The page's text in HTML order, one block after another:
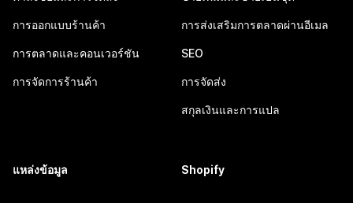
การออกแบบร้านค้า
การตลาดและคอนเวอร์ชัน
การจัดการร้านค้า
การส่งเสริมการตลาดผ่านอีเมล
SEO
การจัดส่ง
สกุลเงินและการแปล
แหล่งข้อมูล Shopify